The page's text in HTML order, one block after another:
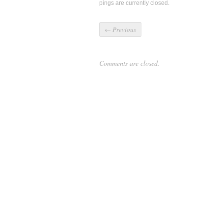
pings are currently closed.
← Previous
Comments are closed.